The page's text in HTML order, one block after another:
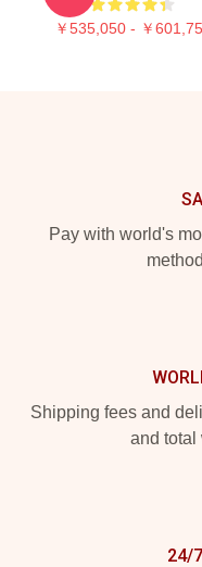
￥535,050 - ￥
Pay with world's
Shipping fees and
and total
24/